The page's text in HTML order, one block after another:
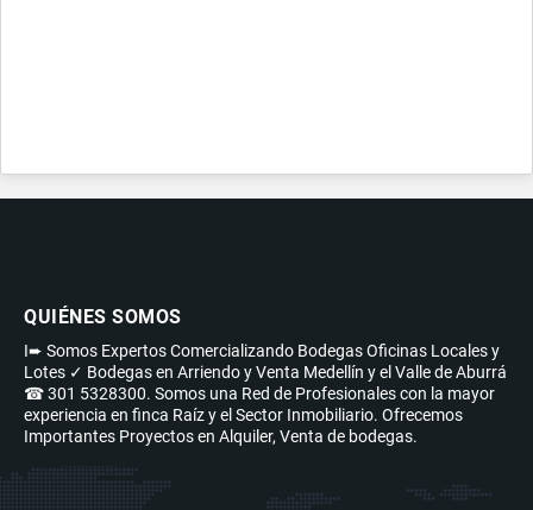
QUIÉNES SOMOS
I➨ Somos Expertos Comercializando Bodegas Oficinas Locales y
Lotes ✓ Bodegas en Arriendo y Venta Medellín y el Valle de Aburrá
☎ 301 5328300. Somos una Red de Profesionales con la mayor
experiencia en finca Raíz y el Sector Inmobiliario. Ofrecemos
Importantes Proyectos en Alquiler, Venta de bodegas.